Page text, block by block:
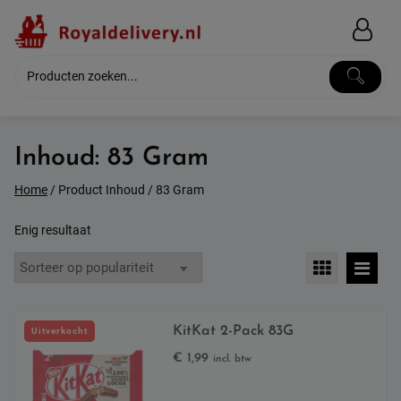
content
Inhoud: 83 Gram
Home/ Product Inhoud / 83 Gram
Enig resultaat
Uitverkocht KitKat 2-Pack 83G
€ 1,99 incl. btw